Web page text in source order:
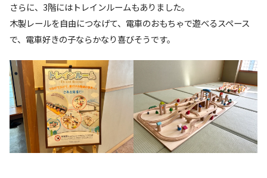
さらに、3階にはトレインルームもありました。
木製レールを自由につなげて、電車のおもちゃで遊べるスペース
で、電車好きの子ならかなり喜びそうです。